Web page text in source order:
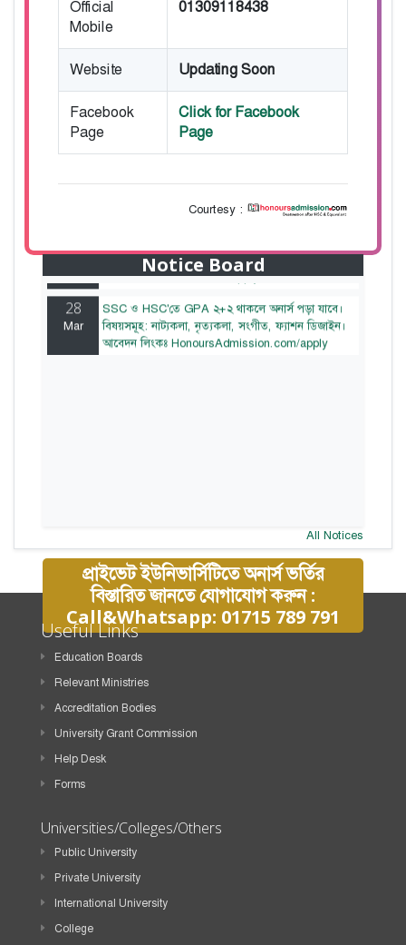
Official
Mobile
01309118438
Website Updating Soon
Facebook
Page
Click for Facebook
Page
Courtesy :
Notice Board
বাজেটের মধ্যে প্রাইভেট ইউনিভার্সিটিতে অনার্স পড়ার
থেকে ৫ লক্ষ টাকা। আবেদন লিংকঃ
HonoursAdmission.com/apply
28
Mar
SSC ও HSC'তে GPA ২+২ থাকলে অনার্স পড়া যাবে।
বিষয়সমূহ: নাট্যকলা, নৃত্যকলা, সংগীত, ফ্যাশন ডিজাইন।
আবেদন লিংকঃ HonoursAdmission.com/apply
All Notices
প্রাইভেট ইউনিভার্সিটিতে অনার্স ভর্তির
বিস্তারিত জানতে যোগাযোগ করুন :
Call&Whatsapp: 01715 789 791
Useful Links
Education Boards
Relevant Ministries
Accreditation Bodies
University Grant Commission
Help Desk
Forms
Universities/Colleges/Others
Public University
Private University
International University
College